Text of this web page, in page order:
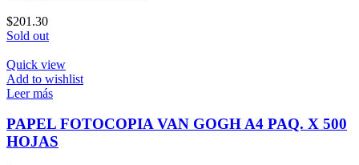
$201.30
Sold out
Quick view
Add to wishlist
Leer más
PAPEL FOTOCOPIA VAN GOGH A4 PAQ. X 500
HOJAS